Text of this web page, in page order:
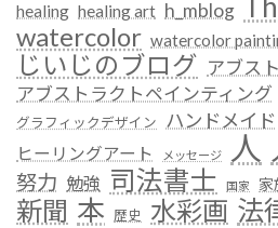
healing healing art h_mblog
watercolor watercolor
じいじのブログ アブス
アブストラクトペインティング
グラフィックデザイン ハンドメイド
ヒーリングアート メッセージ 人
努力 勉強 司法書士 国家 家
新聞 本 歴史 水彩画 法